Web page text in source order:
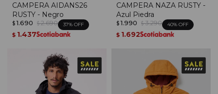
CAMPERA AIDANS26
RUSTY - Negro
$ 1.690 $ 2.690 37
$ 1.437
CAMPERA NAZA RUSTY -
Azul Piedra
$ 1.990 $ 3.290 40
$ 1.692